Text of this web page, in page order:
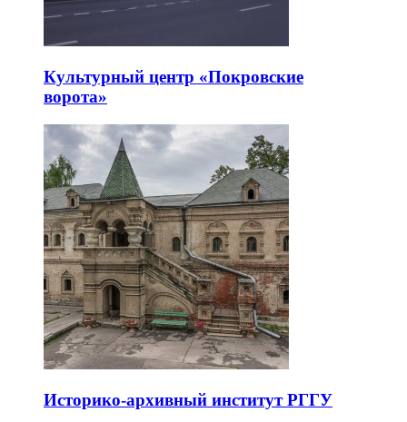
Культурный центр «Покровские
ворота»
Историко-архивный институт РГГУ